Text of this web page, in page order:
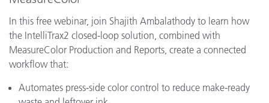
In this free webinar, join Shajith Ambalathody to learn how
the IntelliTrax2 closed-loop solution, combined with
MeasureColor Production and Reports, create a connected
workflow that:
Automates press-side color control to reduce make-ready